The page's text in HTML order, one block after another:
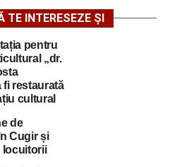
TE INTERESEZE ȘI
pentru
„dr.
restaurată
cultural
de
Cugir și
locuitorii